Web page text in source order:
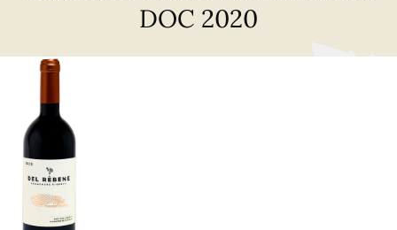
DOC 2020